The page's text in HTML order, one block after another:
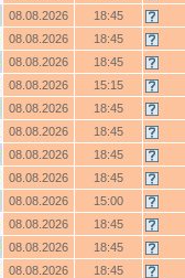
08.08.2026 18:45
08.08.2026 18:45
08.08.2026 18:45
08.08.2026 15:15
08.08.2026 18:45
08.08.2026 18:45
08.08.2026 18:45
08.08.2026 18:45
08.08.2026 15:00
08.08.2026 18:45
08.08.2026 18:45
08.08.2026 18:45